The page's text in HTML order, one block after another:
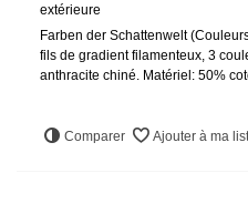
extérieure
Farben der Schattenwelt
fils de gradient filamenteux, 3
anthracite chiné. Matériel: 50%
Comparer Ajouter à ma